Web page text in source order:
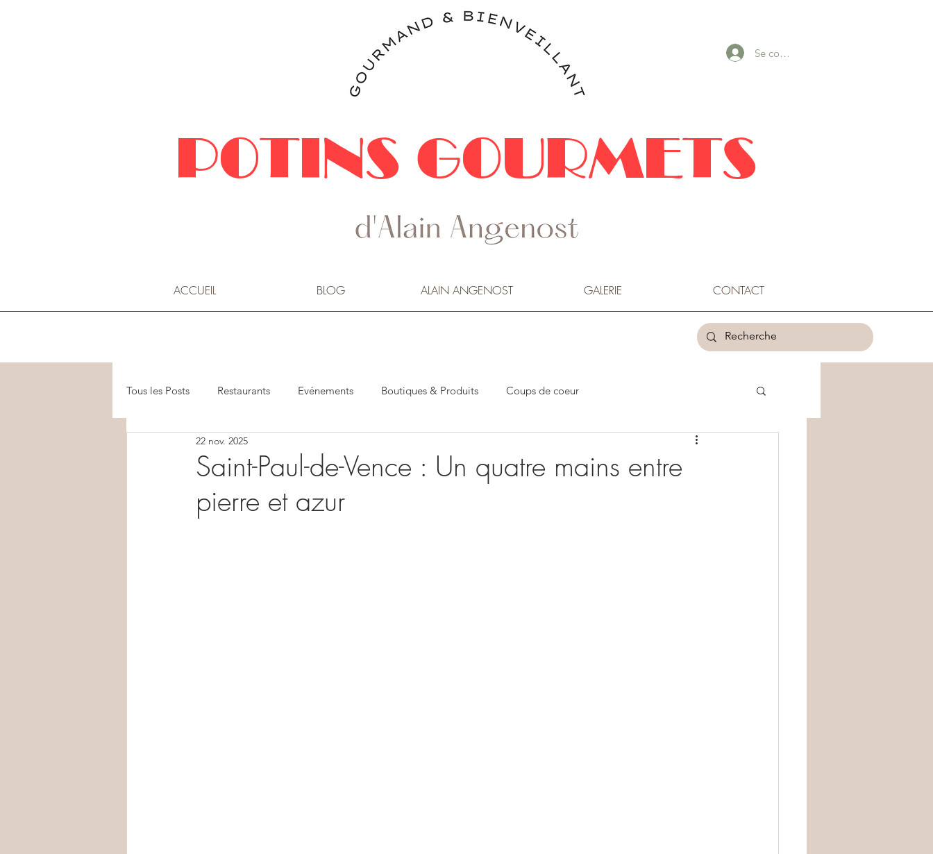
Se connecter
POTINS GOURMETS
ACCUEIL BLOG ALAIN ANGENOST GALERIE CONTACT
Tous les Posts Restaurants Evénements Boutiques & Produits Coups de coeur
Saint-Paul-de-Vence : Un quatre mains entre
pierre et azur
22 nov. 2025